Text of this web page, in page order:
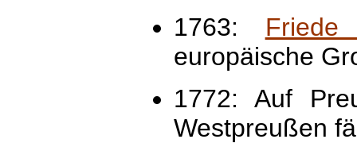
1763: Friede
europäische
1772: Auf
Westpreußen